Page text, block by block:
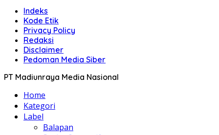
Indeks
Kode Etik
Privacy Policy
Redaksi
Disclaimer
Pedoman Media Siber
PT Madiunraya Media Nasional
Home
Kategori
Label
Balapan